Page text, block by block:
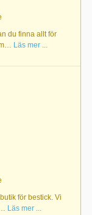
du finna allt för
Läs mer ...
för bestick. Vi
Läs mer ...